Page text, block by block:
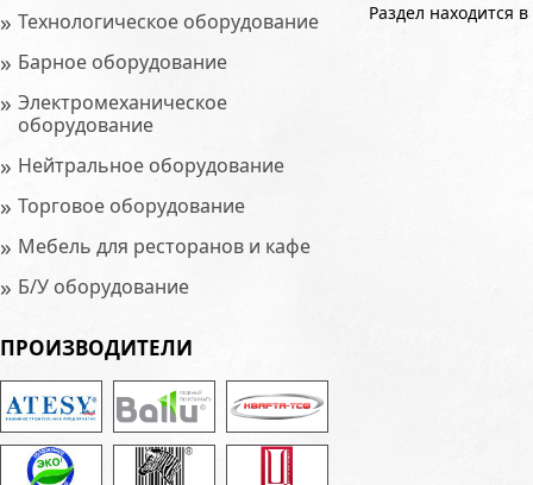
» Технологическое оборудование
» Барное оборудование
» Электромеханическое
оборудование
» Нейтральное оборудование
» Торговое оборудование
» Мебель для ресторанов и кафе
» Б/У оборудование
ПРОИЗВОДИТЕЛИ
Раздел находится